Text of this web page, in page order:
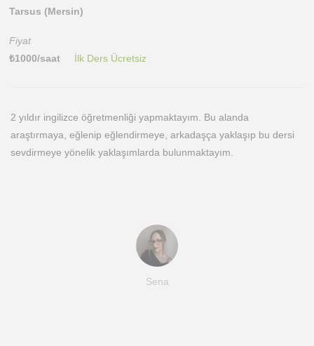
Tarsus (Mersin)
Fiyat
₺1000/saat İlk Ders Ücretsiz
2 yıldır ingilizce öğretmenliği yapmaktayım. Bu alanda
araştırmaya, eğlenip eğlendirmeye, arkadaşça yaklaşıp bu dersi
sevdirmeye yönelik yaklaşımlarda bulunmaktayım.
Sena